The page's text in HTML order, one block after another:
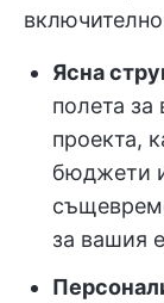
Ясна
полета за
проекта,
бюджети
за вашия